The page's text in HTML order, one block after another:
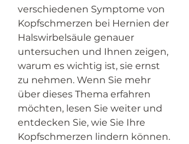
verschiedenen Symptome von
Kopfschmerzen bei Hernien der
Halswirbelsäule genauer
untersuchen und Ihnen zeigen,
warum es wichtig ist, sie ernst
zu nehmen. Wenn Sie mehr
über dieses Thema erfahren
möchten, lesen Sie weiter und
entdecken Sie, wie Sie Ihre
Kopfschmerzen lindern können.